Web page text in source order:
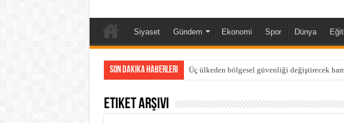
Siyaset Gündem Ekonomi Spor Dünya
Son Dakika Haberleri Üç ülkeden bölgesel güvenliği değiştirecek
Etiket Arşivi